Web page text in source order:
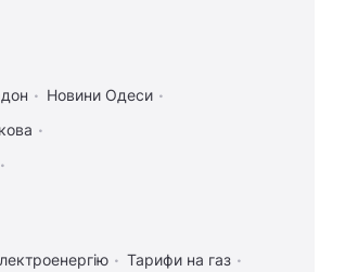
Новини Одеси
Тарифи на газ